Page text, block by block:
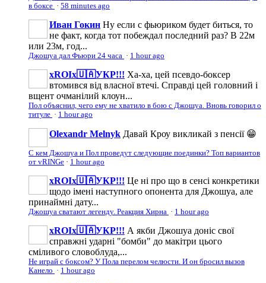
в боксе · 58 minutes ago
Иван Гокин Ну если с фьюриком будет биться, то
не факт, когда тот побеждал последний раз? В 22м
или 23м, год...
Джошуа дал Фьюри 24 часа · 1 hour ago
xROIx🇺🇦УКР!!! Ха-ха, цей псевдо-боксер
втомився від власної втечі. Справді цей головний і
вщент очманілий клоун...
Пол объяснил, чего ему не хватило в бою с Джошуа. Вновь говорил о
титуле · 1 hour ago
Olexandr Melnyk Давай Кроу викликай з пенсії 😁
С кем Джошуа и Пол проведут следующие поединки? Топ вариантов
от vRINGe · 1 hour ago
xROIx🇺🇦УКР!!! Це ні про що в сенсі конкретики
щодо імені наступного опонента для Джошуа, але
принаймні дату...
Джошуа сватают легенду. Реакция Хирна · 1 hour ago
xROIx🇺🇦УКР!!! А якби Джошуа доніс свої
справжні ударні "бомби" до макітри цього
сміливого словоблуда,...
Не играй с боксом? У Пола перелом челюсти. И он бросил вызов
Канело · 1 hour ago